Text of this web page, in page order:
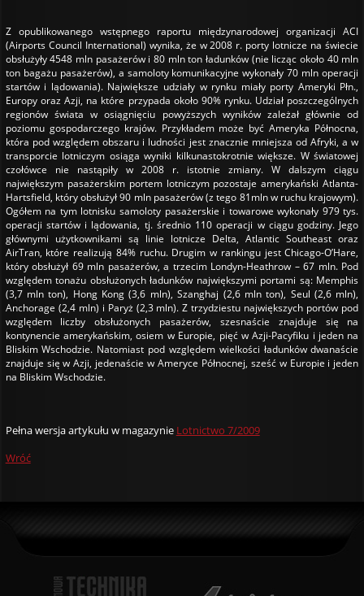
Z opublikowanego wstępnego raportu międzynarodowej organizacji ACI
(Airports Council International) wynika, że w 2008 r. porty lotnicze na świecie
obsłużyły 4548 mln pasażerów i 80 mln ton ładunków (nie licząc około 40 mln
ton bagażu pasażerów), a samoloty komunikacyjne wykonały 70 mln operacji
startów i lądowania). Największe udziały w rynku miały porty Ameryki Płn.,
Europy oraz Azji, na które przypada około 90% rynku. Udział poszczególnych
regionów świata w osiągnięciu powyższych wyników zależał głównie od
poziomu gospodarczego krajów. Przykładem może być Ameryka Północna,
która pod względem obszaru i ludności jest znacznie mniejsza od Afryki, a w
transporcie lotniczym osiąga wyniki kilkunastokrotnie większe. W światowej
czołówce nie nastąpiły w 2008 r. istotnie zmiany. W dalszym ciągu
największym pasażerskim portem lotniczym pozostaje amerykański Atlanta-
Hartsfield, który obsłużył 90 mln pasażerów (z tego 81mln w ruchu krajowym).
Ogółem na tym lotnisku samoloty pasażerskie i towarowe wykonały 979 tys.
operacji startów i lądowania, tj. średnio 110 operacji w ciągu godziny. Jego
głównymi użytkownikami są linie lotnicze Delta, Atlantic Southeast oraz
AirTran, które realizują 84% ruchu. Drugim w rankingu jest Chicago-O’Hare,
który obsłużył 69 mln pasażerów, a trzecim Londyn-Heathrow – 67 mln. Pod
względem tonażu obsłużonych ładunków największymi portami są: Memphis
(3,7 mln ton), Hong Kong (3,6 mln), Szanghaj (2,6 mln ton), Seul (2,6 mln),
Anchorage (2,4 mln) i Paryż (2,3 mln). Z trzydziestu największych portów pod
względem liczby obsłużonych pasażerów, szesnaście znajduje się na
kontynencie amerykańskim, osiem w Europie, pięć w Azji-Pacyfiku i jeden na
Bliskim Wschodzie. Natomiast pod względem wielkości ładunków dwanaście
znajduje się w Azji, jedenaście w Ameryce Północnej, sześć w Europie i jeden
na Bliskim Wschodzie.
Pełna wersja artykułu w magazynie Lotnictwo 7/2009
Wróć